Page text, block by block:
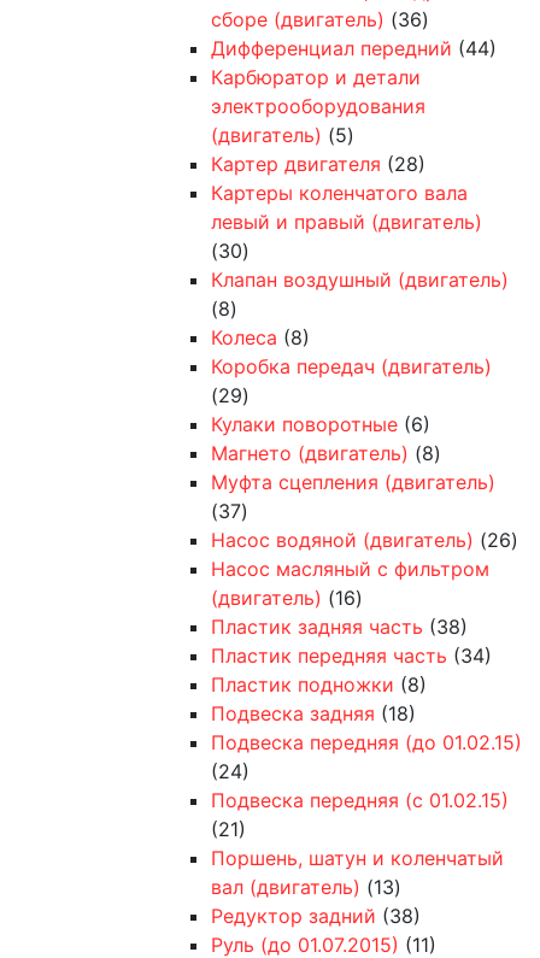
сборе (двигатель) (36)
Дифференциал передний (44)
Карбюратор и детали
электрооборудования
(двигатель) (5)
Картер двигателя (28)
Картеры коленчатого вала
левый и правый (двигатель)
(30)
Клапан воздушный (двигатель)
(8)
Колеса (8)
Коробка передач (двигатель)
(29)
Кулаки поворотные (6)
Магнето (двигатель) (8)
Муфта сцепления (двигатель)
(37)
Насос водяной (двигатель) (26)
Насос масляный с фильтром
(двигатель) (16)
Пластик задняя часть (38)
Пластик передняя часть (34)
Пластик подножки (8)
Подвеска задняя (18)
Подвеска передняя (до 01.02.15)
(24)
Подвеска передняя (с 01.02.15)
(21)
Поршень, шатун и коленчатый
вал (двигатель) (13)
Редуктор задний (38)
Руль (до 01.07.2015) (11)